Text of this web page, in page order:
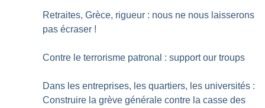
Retraites, Grèce, rigueur : nous ne nous laisserons
pas écraser !
Contre le terrorisme patronal : support our troups
Dans les entreprises, les quartiers, les universités :
Construire la grève générale contre la casse des